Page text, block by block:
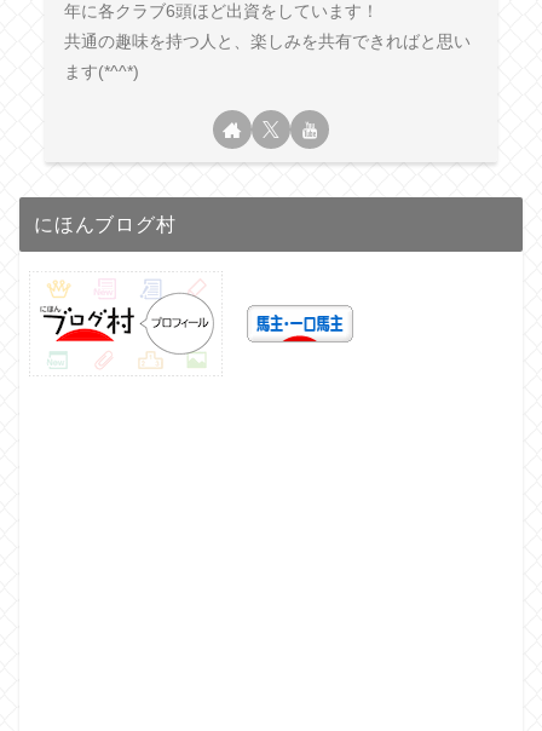
年に各クラブ6頭ほど出資をしています！
共通の趣味を持つ人と、楽しみを共有できればと思い
ます(*^^*)
にほんブログ村